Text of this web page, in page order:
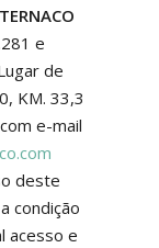
e
de
KM. 33,3
e-mail
deste
condição
acesso e